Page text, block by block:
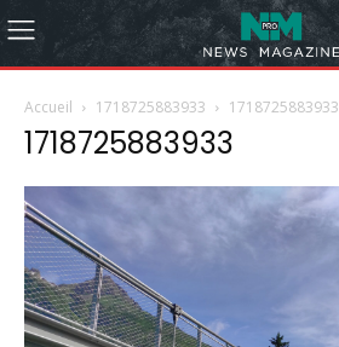
Accueil 1718725883933 1718725883933
1718725883933